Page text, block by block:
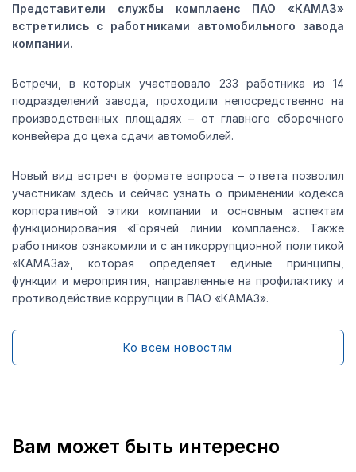
Представители службы комплаенс ПАО «КАМАЗ»
встретились с работниками автомобильного завода
компании.
Встречи, в которых участвовало 233 работника из 14
подразделений завода, проходили непосредственно на
производственных площадях – от главного сборочного
конвейера до цеха сдачи автомобилей.
Новый вид встреч в формате вопроса – ответа позволил
участникам здесь и сейчас узнать о применении кодекса
корпоративной этики компании и основным аспектам
функционирования «Горячей линии комплаенс». Также
работников ознакомили и с антикоррупционной политикой
«КАМАЗа», которая определяет единые принципы,
функции и мероприятия, направленные на профилактику и
противодействие коррупции в ПАО «КАМАЗ».
Ко всем новостям
Вам может быть интересно